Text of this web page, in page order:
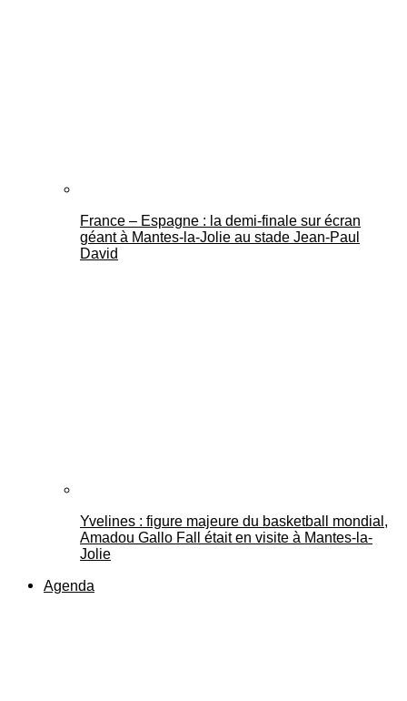
France – Espagne : la demi-finale sur écran
géant à Mantes-la-Jolie au stade Jean-Paul
David
Yvelines : figure majeure du basketball mondial,
Amadou Gallo Fall était en visite à Mantes-la-
Jolie
Agenda